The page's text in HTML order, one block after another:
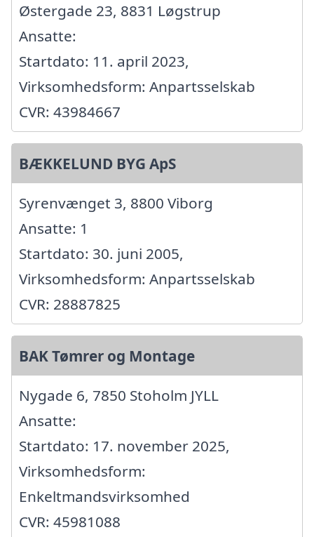
Østergade 23, 8831 Løgstrup
Ansatte:
Startdato: 11. april 2023,
Virksomhedsform: Anpartsselskab
CVR: 43984667
BÆKKELUND BYG ApS
Syrenvænget 3, 8800 Viborg
Ansatte: 1
Startdato: 30. juni 2005,
Virksomhedsform: Anpartsselskab
CVR: 28887825
BAK Tømrer og Montage
Nygade 6, 7850 Stoholm JYLL
Ansatte:
Startdato: 17. november 2025,
Virksomhedsform:
Enkeltmandsvirksomhed
CVR: 45981088